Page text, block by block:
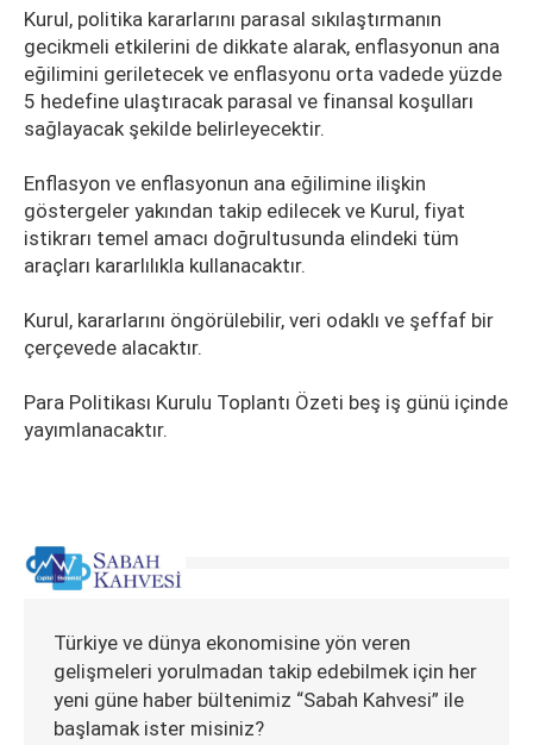
Kurul, politika kararlarını parasal sıkılaştırmanın
gecikmeli etkilerini de dikkate alarak, enflasyonun ana
eğilimini geriletecek ve enflasyonu orta vadede yüzde
5 hedefine ulaştıracak parasal ve finansal koşulları
sağlayacak şekilde belirleyecektir.
Enflasyon ve enflasyonun ana eğilimine ilişkin
göstergeler yakından takip edilecek ve Kurul, fiyat
istikrarı temel amacı doğrultusunda elindeki tüm
araçları kararlılıkla kullanacaktır.
Kurul, kararlarını öngörülebilir, veri odaklı ve şeffaf bir
çerçevede alacaktır.
Para Politikası Kurulu Toplantı Özeti beş iş günü içinde
yayımlanacaktır.
Türkiye ve dünya ekonomisine yön veren
gelişmeleri yorulmadan takip edebilmek için her
yeni güne haber bültenimiz “Sabah Kahvesi” ile
başlamak ister misiniz?